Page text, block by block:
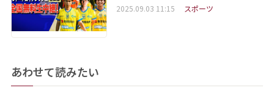
2025.09.03 11:15 スポーツ
あわせて読みたい